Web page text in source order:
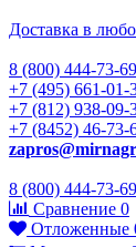
Доставка в
8 (800) 444-73-69
+7 (495) 661-01-
+7 (812) 938-09-
+7 (8452) 46-73-
8 (800) 444-73-69
Сравнение 0
Отложенные